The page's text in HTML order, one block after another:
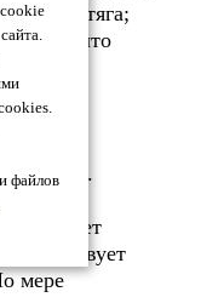
работяга;
видно, что
в
как
(10).
нет
существует
мере
файлов